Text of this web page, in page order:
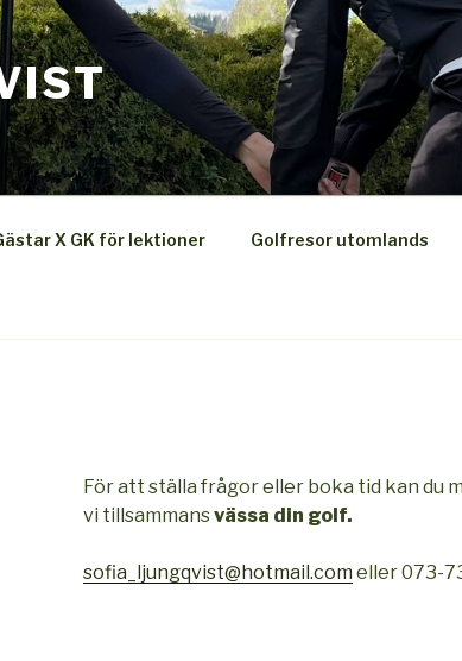
X GK för lektioner Golfresor utomlands
För att ställa frågor eller boka tid kan du
vi tillsammansvässa din golf.
sofia_ljungqvist@hotmail.com eller 073-